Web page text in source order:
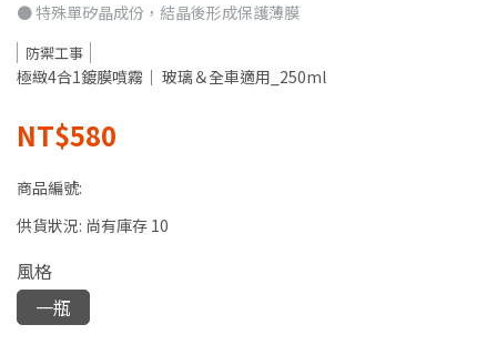
● 特殊單矽晶成份，結晶後形成保護薄膜
防禦工事
極緻4合1鍍膜噴霧｜ 玻璃＆全車適用_250ml
NT$580
商品編號:
供貨狀況: 尚有庫存 10
風格
一瓶